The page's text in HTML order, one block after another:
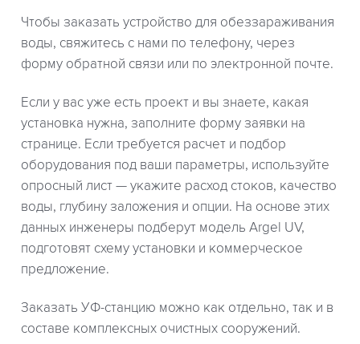
Чтобы заказать устройство для обеззараживания
воды, свяжитесь с нами по телефону, через
форму обратной связи или по электронной почте.
Если у вас уже есть проект и вы знаете, какая
установка нужна, заполните форму заявки на
странице. Если требуется расчет и подбор
оборудования под ваши параметры, используйте
опросный лист — укажите расход стоков, качество
воды, глубину заложения и опции. На основе этих
данных инженеры подберут модель Argel UV,
подготовят схему установки и коммерческое
предложение.
Заказать УФ-станцию можно как отдельно, так и в
составе комплексных очистных сооружений.